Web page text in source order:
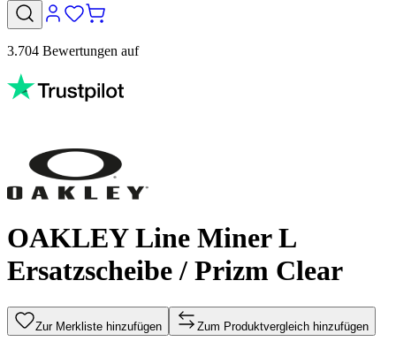
3.704 Bewertungen auf
OAKLEY Line Miner L
Ersatzscheibe / Prizm Clear
Zur Merkliste hinzufügen Zum Produktvergleich hinzufügen